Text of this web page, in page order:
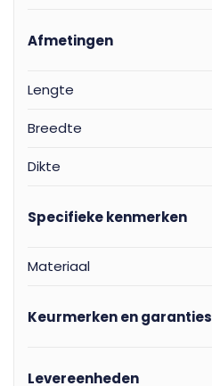
Afmetingen
Lengte
Breedte
Dikte
Specifieke kenmerken
Materiaal
Keurmerken en garanties
Levereenheden